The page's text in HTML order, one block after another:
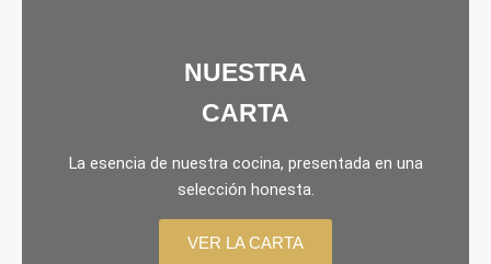
NUESTRA
CARTA
La esencia de nuestra cocina, presentada en una
selección honesta.
VER LA CARTA